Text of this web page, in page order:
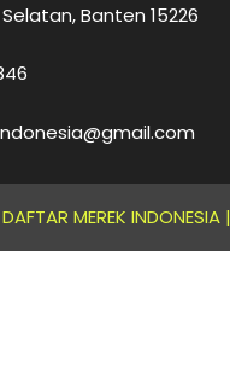
Banten 15226
MEREK INDONESIA |